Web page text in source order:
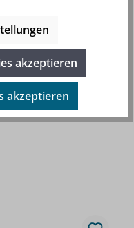
akzeptieren
akzeptieren